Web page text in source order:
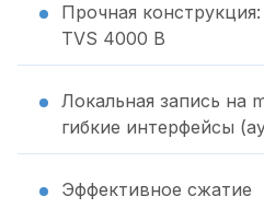
Прочная
TVS 4000 В
Локальная запись на
гибкие интерфейсы
Эффективное сжатие